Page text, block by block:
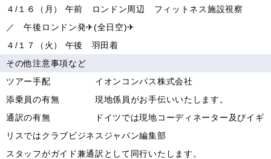
４/１６（月） 午前 ロンドン周辺 フィットネス施設視察
／ 午後ロンドン発✈(全日空)✈
４/１７（火） 午後 羽田着
その他注意事項など
ツアー手配 イオンコンパス株式会社
添乗員の有無 現地係員がお手伝いいたします。
通訳の有無 ドイツでは現地コーディネーター及びイギ
リスではクラブビジネスジャパン編集部
スタッフがガイド兼通訳として同行いたします。